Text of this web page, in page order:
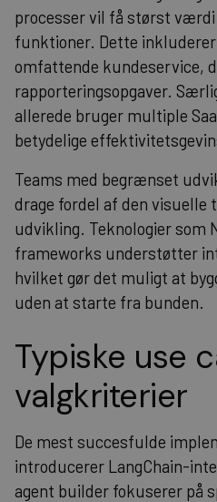
processer vil få størst værdi
funktioner. Dette
omfattende kundeservice,
rapporteringsopgaver.
allerede bruger multiple
betydelige
Teams med begrænset
drage fordel af den visuelle
udvikling. Teknologiersom
frameworks understøtter
hvilket gør det muligt at
uden at starte fra bunden.
Typiske use
valgkriterier
De mest succesfulde
introducerer LangChain-
agent builder fokuserer på